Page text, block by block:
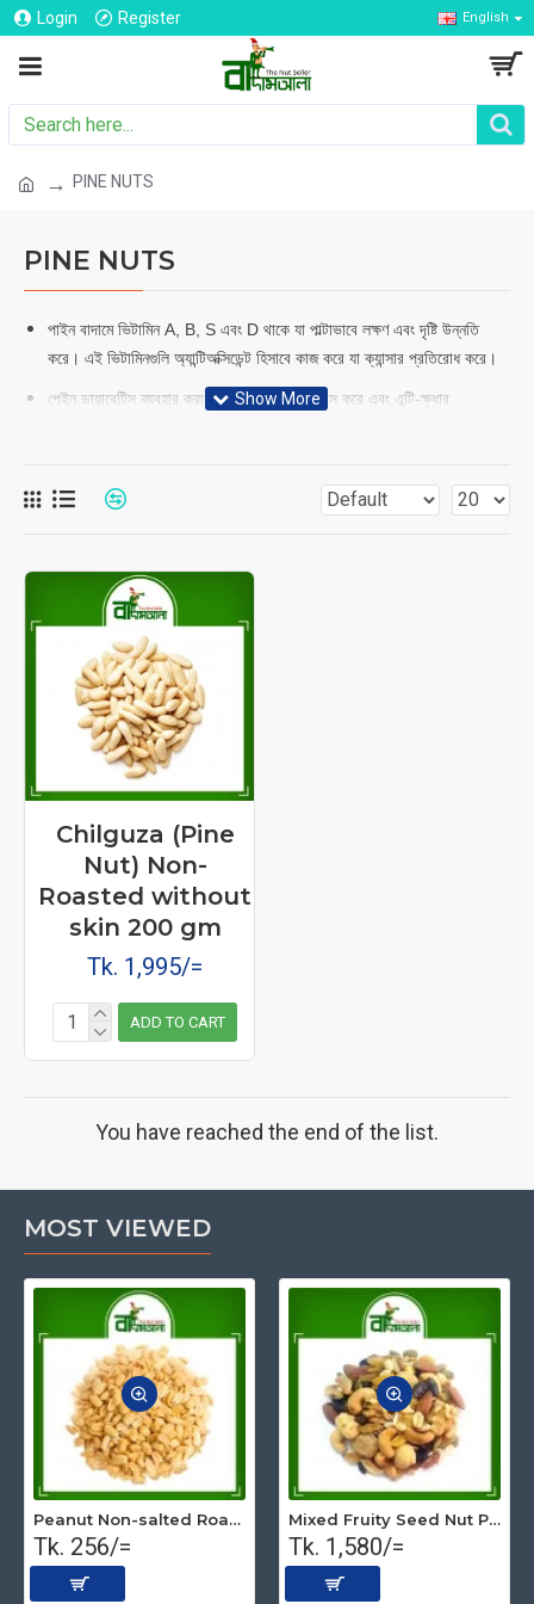
Login Register English
PINE NUTS
PINE NUTS
পাইন বাদামে ভিটামিন A, B, S এবং D থাকে যা পাল্টাভাবে লক্ষণ এবং দৃষ্টি উন্নতি
করে। এই ভিটামিনগুলি অ্যান্টিঅক্সিডেন্ট হিসাবে কাজ করে যা ক্যান্সার প্রতিরোধ করে।
পেইন ডায়াবেটিস ব্যবহার করা হয় কারণ এটি ক্ষুধা হ্রাস করে এবং এন্টি-ক্ষুধার
করে, যাতে মানুষের কোষ্ঠকাঠিন্যের ক্ষতি কমে যায়।
এটি অনাক্রম্যতাকে শক্তিশালী করে, কারণ এটি ম্যাগনেসিতে সমৃদ্ধ এবং হাড়কে
এটি শরীরের মধ্যে ক্ষতিকর কলেস্টেরল পরিমাণ কমাতে কাজ করে।
আপনার শরীরের শক্তি এবং কার্যকলাপ দিন
স্নায়ুতন্ত্রের কার্যকারিতা উন্নত করতে সহায়তা করুন।
কোলন অখণ্ডতা বজায় রাখা, কারণ, হিসাবে উল্লিখিত, কব্জি হ্রাস করা।
Chilguza (Pine
Nut) Non-
Roasted without
skin 200 gm
Tk. 1,995/=
ADD TO CART
You have reached the end of the list.
MOST VIEWED
Peanut Non-salted Roasted (Premium) 500 gm
Tk. 256/=
Mixed Fruity Seed Nut Premium (Roasted) 1 kg
Tk. 1,580/=